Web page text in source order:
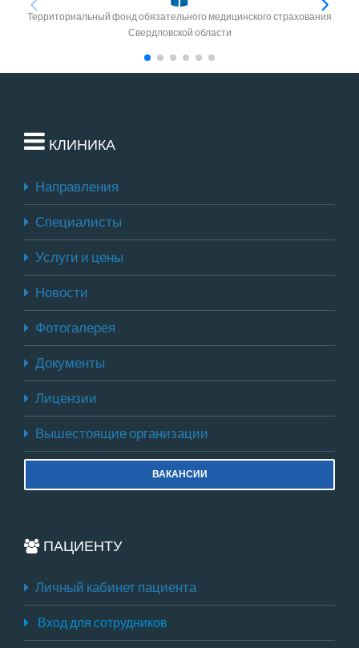
Территориальный фонд обязательного медицинского страхования
Свердловской области
КЛИНИКА
Направления
Специалисты
Услуги и цены
Новости
Фотогалерея
Документы
Лицензии
Вышестоящие организации
ВАКАНСИИ
ПАЦИЕНТУ
Личный кабинет пациента
Вход для сотрудников